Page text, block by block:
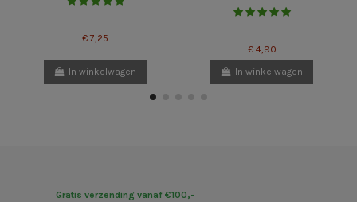
€ 7,25
In winkelwagen
€ 4,90
In winkelwagen
Gratis verzending vanaf €100,-